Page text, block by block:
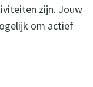
zijn. Jouw
om actief